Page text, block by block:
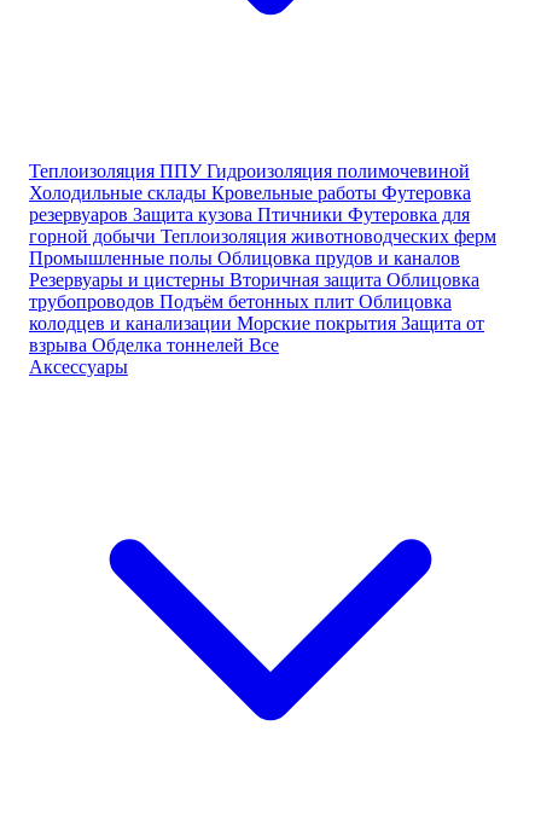
Теплоизоляция ППУГидроизоляция полимочевиной
Холодильные склады Кровельные работы Футеровка
резервуаров Защита кузова Птичники Футеровка для
горной добычи Теплоизоляция животноводческих ферм
Промышленные полы Облицовка прудов и каналов
Резервуары и цистерны Вторичная защита Облицовка
трубопроводов Подъём бетонных плит Облицовка
колодцев и канализации Морские покрытия Защита от
взрыва Обделка тоннелей Все
Аксессуары